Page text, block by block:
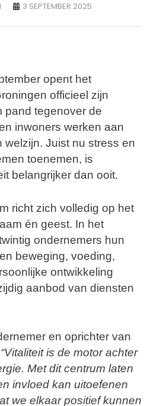
3 SEPTEMBER 2025
opent het
officieel zijn
pand tegenover de
inwoners werken aan
welzijn. Juist nu stress en
toenemen, is
belangrijker dan ooit.
richt zich volledig op het
én geest. In het
ondernemers hun
beweging, voeding,
ontwikkeling
aanbod van diensten
en oprichter van
“Vitaliteit is de motor achter
Met dit centrum laten
invloed kan uitoefenen
we elkaar positief kunnen